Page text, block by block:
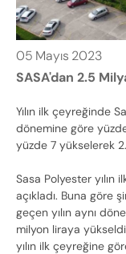
SASA'dan 2.5
05 Mayıs 2023
Yılın ilk çeyreğinde
dönemine göre
yüzde 7 yükselerek
Sasa Polyester yılın
açıkladı. Buna göre
geçen yılın aynı
milyon liraya
yılın ilk çeyreğine